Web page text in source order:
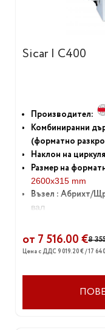
Sicar | C400
Производител:
Комбиниранни
(форматно
Наклон на
Размер на
2600x315 mm
Възел : Абрихт/
вал
Тегло: 645 кг
от 7 516.00 €8
Цена с ДДС 9 019.20 € / 17